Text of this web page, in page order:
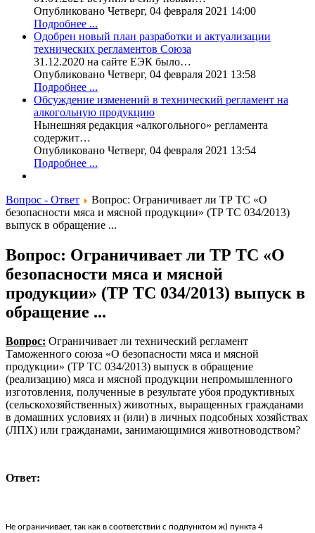
Опубликовано Четверг, 04 февраля 2021 14:00
Подробнее ...
Одобрен новый план разработки и актуализации
технических регламентов Союза
31.12.2020 на сайте ЕЭК было…
Опубликовано Четверг, 04 февраля 2021 13:58
Подробнее ...
Обсуждение изменений в технический регламент на
алкогольную продукцию
Нынешняя редакция «алкогольного» регламента
содержит…
Опубликовано Четверг, 04 февраля 2021 13:54
Подробнее ...
Вопрос - Ответ
Вопрос: Ограничивает ли ТР ТС «О
безопасности мяса и мясной продукции» (ТР ТС 034/2013)
выпуск в обращение ...
Вопрос: Ограничивает ли ТР ТС «О
безопасности мяса и мясной
продукции» (ТР ТС 034/2013) выпуск в
обращение ...
Вопрос: Ограничивает ли технический регламент
Таможенного союза «О безопасности мяса и мясной
продукции» (ТР ТС 034/2013) выпуск в обращение
(реализацию) мяса и мясной продукции непромышленного
изготовления, полученные в результате убоя продуктивных
(сельскохозяйственных) животных, выращенных гражданами
в домашних условиях и (или) в личных подсобных хозяйствах
(ЛПХ) или гражданами, занимающимися животноводством?
Ответ:
Не ограничивает, так как в соответствии с подпунктом ж) пункта 4